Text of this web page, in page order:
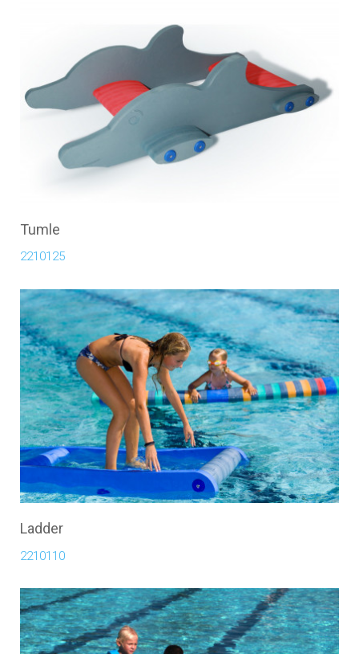
Tumle
2210125
Ladder
2210110